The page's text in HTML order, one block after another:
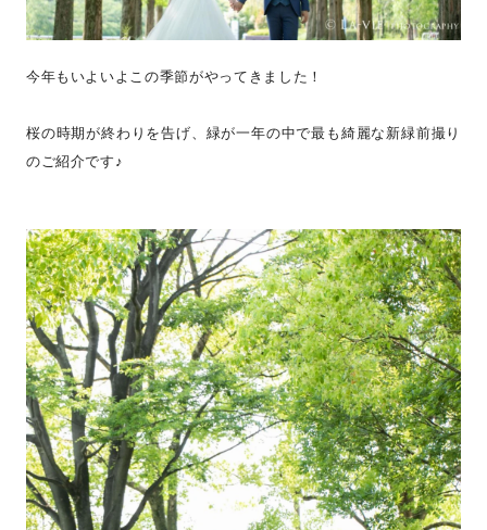
今年もいよいよこの季節がやってきました！
桜の時期が終わりを告げ、緑が一年の中で最も綺麗な新緑前撮り
のご紹介です♪